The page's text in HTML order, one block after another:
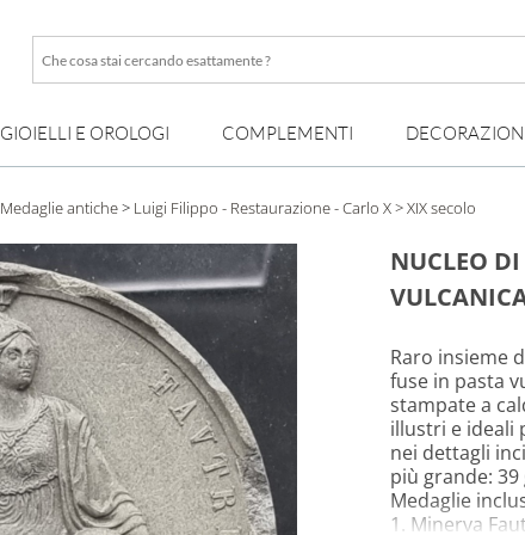
Che
cercando
esattamente
GIOIELLI E OROLOGI COMPLEMENTI
Medaglie antiche> Luigi Filippo - Restaurazione - Carlo X> XIX secolo
NUCLEO
Raro insieme
fuse in pasta
stampate a
illustri e ideali
nei dettagli
più grande: 39
Medaglie
1. Minerva